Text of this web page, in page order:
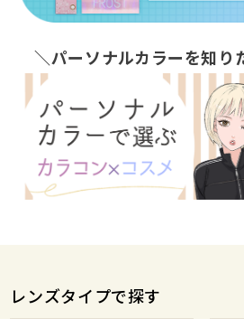
＼パーソナルカラーを知り
レンズタイプで探す